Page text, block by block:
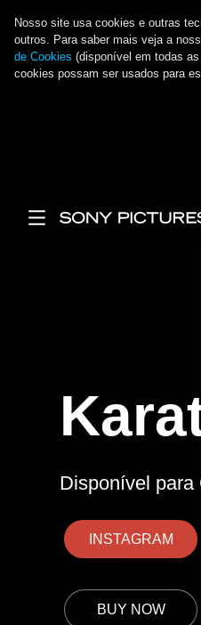
Nosso site usa cookies e outras
outros. Para saber mais veja a
de Cookies (disponível em todas
cookies possam ser usados para
Disponível para
INSTAGRAM